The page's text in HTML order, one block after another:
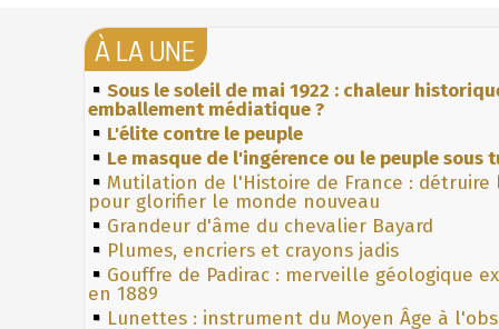
À LA UNE
Sous le soleil de mai 1922 : chaleur
emballement médiatique ?
L'élite contre le peuple
Le masque de l'ingérence ou le peuple sous
Mutilation de l'Histoire de France : détruire
pour glorifier le monde nouveau
Grandeur d'âme du chevalier Bayard
Plumes, encriers et crayons jadis
Gouffre de Padirac : merveille géologique
en 1889
Lunettes : instrument du Moyen Âge à